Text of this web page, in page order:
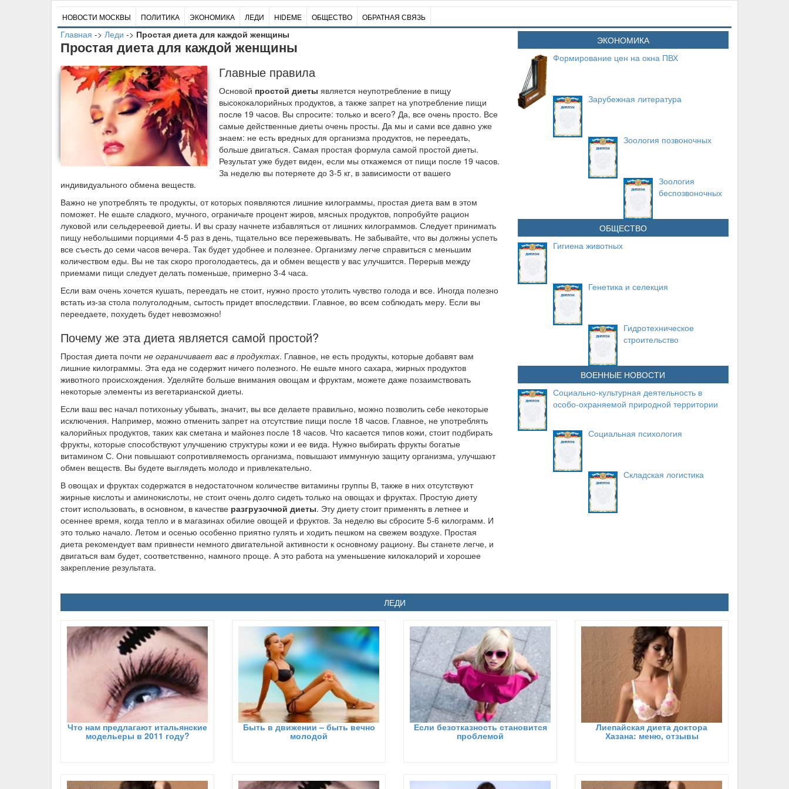
НОВОСТИ МОСКВЫ ПОЛИТИКА ЭКОНОМИКА ЛЕДИ HIDEME ОБЩЕСТВО ОБРАТНАЯ СВЯЗЬ
Главная -> Леди -> Простая диета для каждой женщины
Простая диета для каждой женщины
Главные правила
Основой простой диеты является неупотребление в пищу
высококалорийных продуктов, а также запрет на употребление пищи
после 19 часов. Вы спросите: только и всего? Да, все очень просто. Все
самые действенные диеты очень просты. Да мы и сами все давно уже
знаем: не есть вредных для организма продуктов, не переедать,
больше двигаться. Самая простая формула самой простой диеты.
Результат уже будет виден, если мы откажемся от пищи после 19 часов.
За неделю вы потеряете до 3-5 кг, в зависимости от вашего
индивидуального обмена веществ.
Важно не употреблять те продукты, от которых появляются лишние килограммы, простая диета вам в этом
поможет. Не ешьте сладкого, мучного, ограничьте процент жиров, мясных продуктов, попробуйте рацион
луковой или сельдереевой диеты. И вы сразу начнете избавляться от лишних килограммов. Следует принимать
пищу небольшими порциями 4-5 раз в день, тщательно все пережевывать. Не забывайте, что вы должны успеть
все съесть до семи часов вечера. Так будет удобнее и полезнее. Организму легче справиться с меньшим
количеством еды. Вы не так скоро проголодаетесь, да и обмен веществ у вас улучшится. Перерыв между
приемами пищи следует делать поменьше, примерно 3-4 часа.
Если вам очень хочется кушать, переедать не стоит, нужно просто утолить чувство голода и все. Иногда полезно
встать из-за стола полуголодным, сытость придет впоследствии. Главное, во всем соблюдать меру. Если вы
переедаете, похудеть будет невозможно!
Почему же эта диета является самой простой?
Простая диета почти не ограничивает вас в продуктах. Главное, не есть продукты, которые добавят вам
лишние килограммы. Эта еда не содержит ничего полезного. Не ешьте много сахара, жирных продуктов
животного происхождения. Уделяйте больше внимания овощам и фруктам, можете даже позаимствовать
некоторые элементы из вегетарианской диеты.
Если ваш вес начал потихоньку убывать, значит, вы все делаете правильно, можно позволить себе некоторые
исключения. Например, можно отменить запрет на отсутствие пищи после 18 часов. Главное, не употреблять
калорийных продуктов, таких как сметана и майонез после 18 часов. Что касается типов кожи, стоит подбирать
фрукты, которые способствуют улучшению структуры кожи и ее вида. Нужно выбирать фрукты богатые
витамином С. Они повышают сопротивляемость организма, повышают иммунную защиту организма, улучшают
обмен веществ. Вы будете выглядеть молодо и привлекательно.
В овощах и фруктах содержатся в недостаточном количестве витамины группы В, также в них отсутствуют
жирные кислоты и аминокислоты, не стоит очень долго сидеть только на овощах и фруктах. Простую диету
стоит использовать, в основном, в качестве разгрузочной диеты. Эту диету стоит применять в летнее и
осеннее время, когда тепло и в магазинах обилие овощей и фруктов. За неделю вы сбросите 5-6 килограмм. И
это только начало. Летом и осенью особенно приятно гулять и ходить пешком на свежем воздухе. Простая
диета рекомендует вам привнести немного двигательной активности к основному рациону. Вы станете легче, и
двигаться вам будет, соответственно, намного проще. А это работа на уменьшение килокалорий и хорошее
закрепление результата.
ЭКОНОМИКА
Формирование цен на окна ПВХ
Зарубежная литература
Зоология позвоночных
Зоология
беспозвоночных
ОБЩЕСТВО
Гигиена животных
Генетика и селекция
Гидротехническое
строительство
ВОЕННЫЕ НОВОСТИ
Социально-культурная деятельность в
особо-охраняемой природной территории
Социальная психология
Складская логистика
ЛЕДИ
Что нам предлагают итальянские
модельеры в 2011 году?
Быть в движении – быть вечно
молодой
Если безотказность становится
проблемой
Лиепайская диета доктора
Хазана: меню, отзывы